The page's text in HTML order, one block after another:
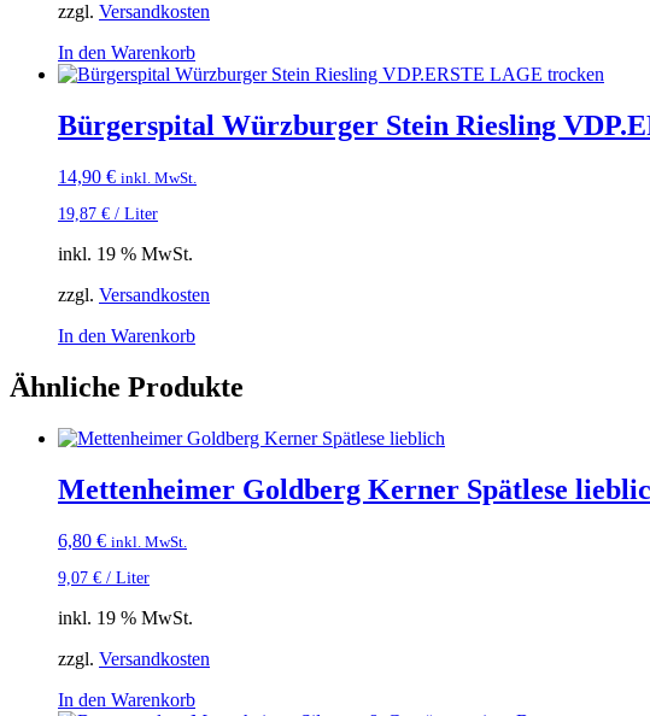
zzgl. Versandkosten
In den Warenkorb
Bürgerspital Würzburger Stein Riesling
14,90 € inkl. MwSt.
19,87 € / Liter
inkl. 19 % MwSt.
zzgl. Versandkosten
In den Warenkorb
Ähnliche Produkte
Mettenheimer Goldberg Kerner Spätlese
6,80 € inkl. MwSt.
9,07 € / Liter
inkl. 19 % MwSt.
zzgl. Versandkosten
In den Warenkorb